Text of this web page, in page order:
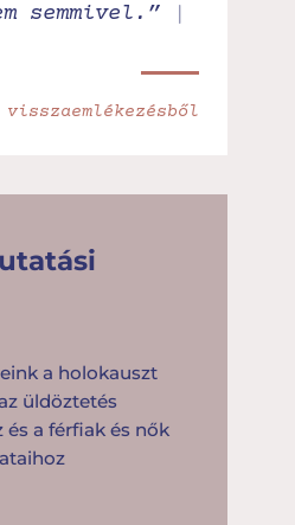
semmivel.”
a holokauszt
üldöztetés
a férfiak és nők